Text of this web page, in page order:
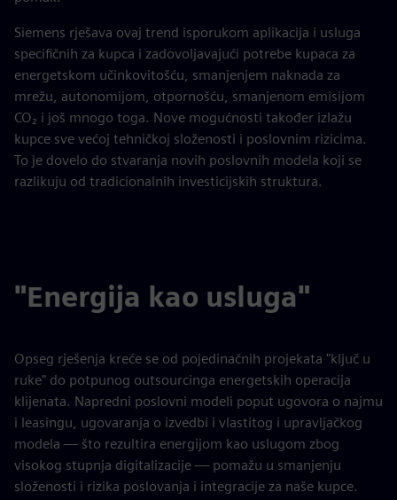
Siemens rješava ovaj trend isporukom aplikacija i usluga
specifičnih za kupca i zadovoljavajući potrebe kupaca za
energetskom učinkovitošću, smanjenjem naknada za
mrežu, autonomijom, otpornošću, smanjenom emisijom
CO₂ i još mnogo toga. Nove mogućnosti također izlažu
kupce sve većoj tehničkoj složenosti i poslovnim rizicima.
To je dovelo do stvaranja novih poslovnih modela koji se
razlikuju od tradicionalnih investicijskih struktura.
"Energija kao usluga"
Opseg rješenja kreće se od pojedinačnih projekata "ključ u
ruke" do potpunog outsourcinga energetskih operacija
klijenata. Napredni poslovni modeli poput ugovora o najmu
i leasingu, ugovaranja o izvedbi i vlastitog i upravljačkog
modela — što rezultira energijom kao uslugom zbog
visokog stupnja digitalizacije — pomažu u smanjenju
složenosti i rizika poslovanja i integracije za naše kupce.